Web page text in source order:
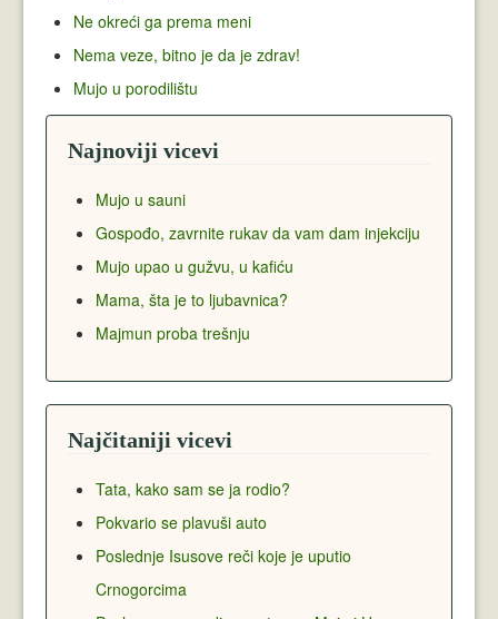
Ne okreći ga prema meni
Nema veze, bitno je da je zdrav!
Mujo u porodilištu
Najnoviji vicevi
Mujo u sauni
Gospođo, zavrnite rukav da vam dam injekciju
Mujo upao u gužvu, u kafiću
Mama, šta je to ljubavnica?
Majmun proba trešnju
Najčitaniji vicevi
Tata, kako sam se ja rodio?
Pokvario se plavuši auto
Poslednje Isusove reči koje je uputio
Crnogorcima